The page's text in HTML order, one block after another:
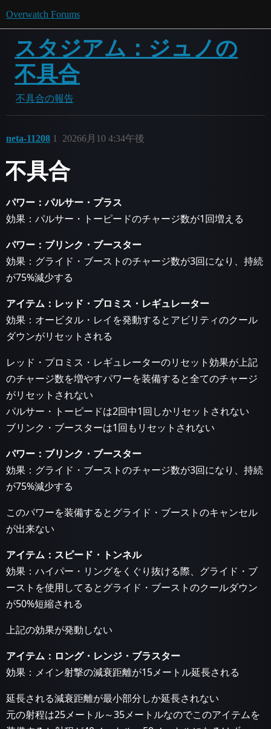
Overwatch Forums
スタジアム：ジュノの
不具合
不具合の報告
neta-11208 20266月10 4:34午後
1
不具合
パワー：パルサー・プラス
効果：パルサー・トーピードのチャージ数が1回増える
パワー：ブリンク・ブースター
効果：グライド・ブーストのチャージ数が3回になり、持続
が75%減少する
アイテム：レッド・プロミス・レギュレーター
効果：オービタル・レイを発動するとアビリティのクール
ダウンがリセットされる
レッド・プロミス・レギュレーターのリセット効果が上記
のチャージ数を増やすパワーを装備すると全てのチャージ
がリセットされない
パルサー・トーピードは2回中1回しかリセットされない
ブリンク・ブースターは1回もリセットされない
パワー：ブリンク・ブースター
効果：グライド・ブーストのチャージ数が3回になり、持続
が75%減少する
このパワーを装備するとグライド・ブーストのキャンセル
が出来ない
アイテム：スピード・トンネル
効果：ハイパー・リングをくぐり抜ける際、グライド・ブ
ーストを使用してるとグライド・ブーストのクールダウン
が50%短縮される
上記の効果が発動しない
アイテム：ロング・レンジ・ブラスター
効果：メイン射撃の減衰距離が15メートル延長される
延長される減衰距離が最小部分しか延長されない
元の射程は25メートル～35メートルなのでこのアイテムを